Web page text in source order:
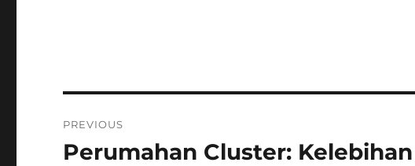
navigation
PREVIOUS
Previous
Perumahan Cluster: